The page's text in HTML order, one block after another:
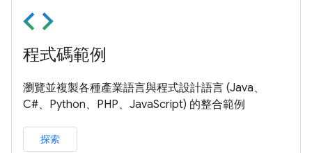
程式碼範例
瀏覽並複製各種產業語言與程式設計語言 (Java、
C#、Python、PHP、JavaScript) 的整合範例
探索